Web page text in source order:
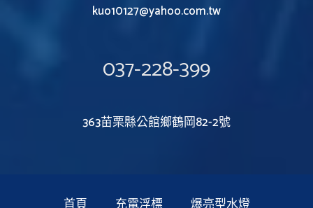
kuo10127@yahoo.com.tw
037-228-399
363苗栗縣公館鄉鶴岡82-2號